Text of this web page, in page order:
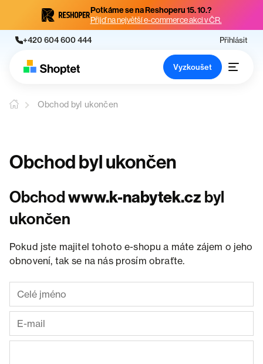
Potkáme se na Reshoperu 15. 10.?
Přijď na největší e-commerce akci v ČR.
+420 604 600 444 Přihlásit
Vyzkoušet
Obchod byl ukončen
Obchod byl ukončen
Obchodwww.k-nabytek.cz byl
ukončen
Pokud jste majitel tohoto e-shopu a máte zájem o jeho
obnovení, tak se na nás prosím obraťte.